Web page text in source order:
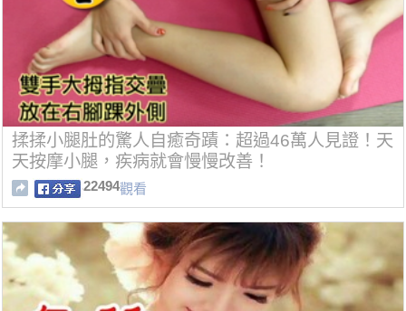
揉揉小腿肚的驚人自癒奇蹟：超過46萬人見證！天
天按摩小腿，疾病就會慢慢改善！
22494觀看